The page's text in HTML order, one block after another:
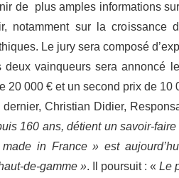
de plus amples informations
notamment sur la
Le jury sera composé
deux vainqueurs sera annoncé
20 000 € et un second prix de 10
dernier, Christian Didier,
160 ans, détient un savoir-
in France » est
de-gamme ». Il poursuit : « Le